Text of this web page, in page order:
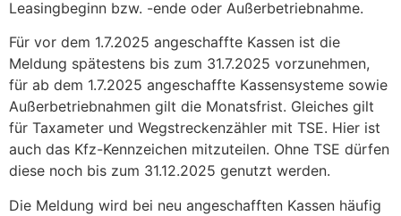
Leasingbeginn bzw. -ende oder Außerbetriebnahme.
Für vor dem 1.7.2025 angeschaffte Kassen ist die
Meldung spätestens bis zum 31.7.2025 vorzunehmen,
für ab dem 1.7.2025 angeschaffte Kassensysteme sowie
Außerbetriebnahmen gilt die Monatsfrist. Gleiches gilt
für Taxameter und Wegstreckenzähler mit TSE. Hier ist
auch das Kfz-Kennzeichen mitzuteilen. Ohne TSE dürfen
diese noch bis zum 31.12.2025 genutzt werden.
Die Meldung wird bei neu angeschafften Kassen häufig